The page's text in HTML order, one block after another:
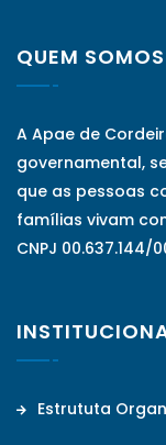
QUEM SOMOS
A Apae de
governamental,
que as pessoas
famílias vivam
CNPJ 00.637.144/
Estrututa